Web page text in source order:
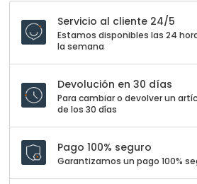
Servicio al cliente 24/5
Estamos disponibles las 24
la semana
Devolución en 30 días
Para cambiar o devolver un
de los 30 días
Pago 100% seguro
Garantizamos un pago 100%